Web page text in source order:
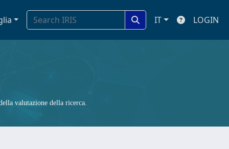
IT LOGIN
valutazione della ricerca.